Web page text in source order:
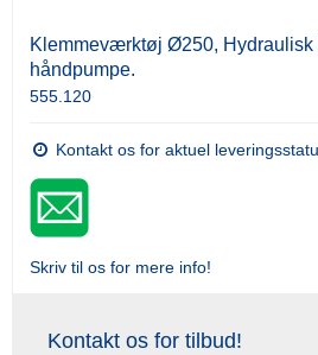
Klemmeværktøj Ø250,
håndpumpe.
555.120
Kontakt os for aktuel
Skriv til os for mere info!
Kontakt os for tilbud!